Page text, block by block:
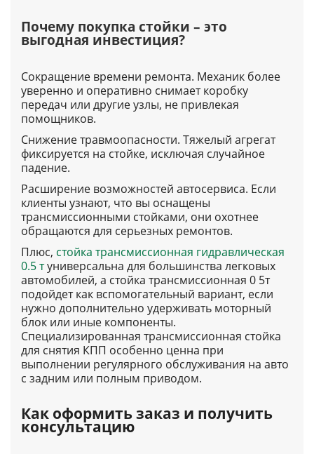
Почему покупка стойки – это
выгодная инвестиция?
Сокращение времени ремонта. Механик более
уверенно и оперативно снимает коробку
передач или другие узлы, не привлекая
помощников.
Снижение травмоопасности. Тяжелый агрегат
фиксируется на стойке, исключая случайное
падение.
Расширение возможностей автосервиса. Если
клиенты узнают, что вы оснащены
трансмиссионными стойками, они охотнее
обращаются для серьезных ремонтов.
Плюс, стойка трансмиссионная гидравлическая
0.5 туниверсальна для большинства легковых
автомобилей, а стойка трансмиссионная 0 5т
подойдет как вспомогательный вариант, если
нужно дополнительно удерживать моторный
блок или иные компоненты.
Специализированная транcмиссионная стойка
для снятия КПП особенно ценна при
выполнении регулярного обслуживания на авто
с задним или полным приводом.
Как оформить заказ и получить
консультацию